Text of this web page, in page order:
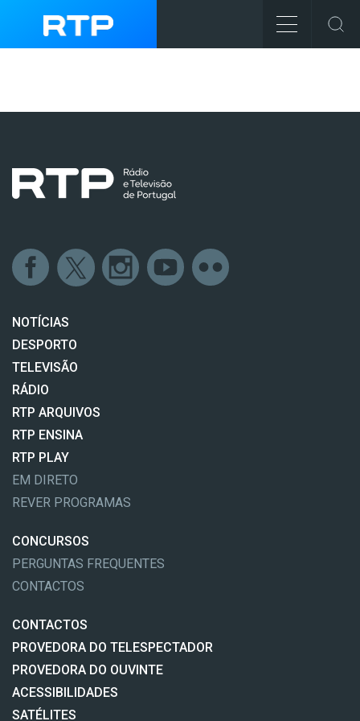
NOTÍCIAS
DESPORTO
TELEVISÃO
RÁDIO
RTP ARQUIVOS
RTP ENSINA
RTP PLAY
EM DIRETO
REVER PROGRAMAS
CONCURSOS
PERGUNTAS FREQUENTES
CONTACTOS
CONTACTOS
PROVEDORA DO TELESPECTADOR
PROVEDORA DO OUVINTE
ACESSIBILIDADES
SATÉLITES